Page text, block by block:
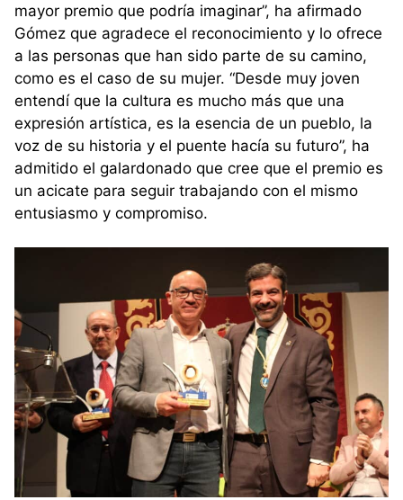
mayor premio que podría imaginar”, ha afirmado
Gómez que agradece el reconocimiento y lo ofrece
a las personas que han sido parte de su camino,
como es el caso de su mujer. “Desde muy joven
entendí que la cultura es mucho más que una
expresión artística, es la esencia de un pueblo, la
voz de su historia y el puente hacía su futuro”, ha
admitido el galardonado que cree que el premio es
un acicate para seguir trabajando con el mismo
entusiasmo y compromiso.